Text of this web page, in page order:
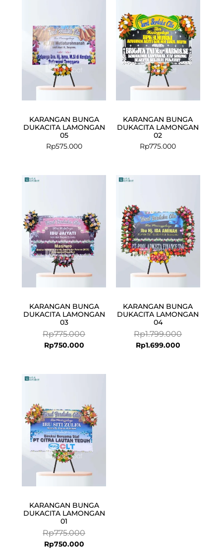
KARANGAN BUNGA
DUKACITA LAMONGAN
05
Rp575.000
KARANGAN BUNGA
DUKACITA LAMONGAN
02
Rp775.000
KARANGAN BUNGA
DUKACITA LAMONGAN
03
Rp775.000
Rp775.000.
Rp750.000
Rp750.000.
KARANGAN BUNGA
DUKACITA LAMONGAN
04
Rp1.799.000
Rp1.699.000
KARANGAN BUNGA
DUKACITA LAMONGAN
01
Rp775.000
Rp775.000.
Rp750.000
Rp750.000.